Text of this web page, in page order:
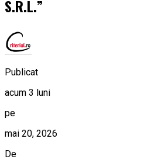
S.R.L.”
Publicat
acum 3 luni
pe
mai 20, 2026
De